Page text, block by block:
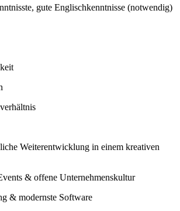
gute Englischkenntnisse (notwendig)
Weiterentwicklung in einem kreativen
& offene Unternehmenskultur
& modernste Software